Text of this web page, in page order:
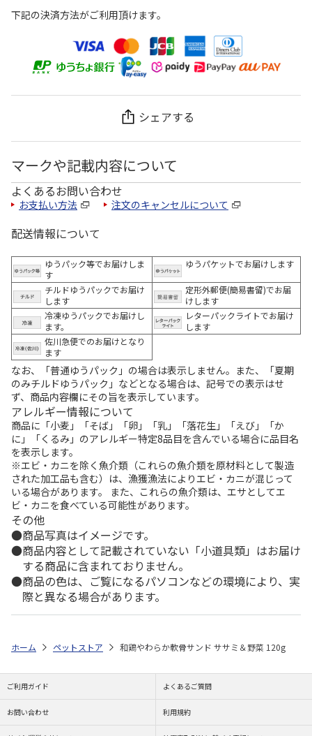
下記の決済方法がご利用頂けます。
シェアする
マークや記載内容について
よくあるお問い合わせ
お支払い方法 注文のキャンセルについて
配送情報について
ゆうパック等でお届けしま
す
ゆうパケットでお届けします
チルドゆうパックでお届け
します
定形外郵便(簡易書留)でお届
けします
冷凍ゆうパックでお届けし
ます。
レターパックライトでお届け
します
佐川急便でのお届けとなり
ます
なお、「普通ゆうパック」の場合は表示しません。また、「夏期
のみチルドゆうパック」などとなる場合は、記号での表示はせ
ず、商品内容欄にその旨を表示しています。
アレルギー情報について
商品に「小麦」「そば」「卵」「乳」「落花生」「えび」「か
に」「くるみ」のアレルギー特定8品目を含んでいる場合に品目名
を表示します。
※エビ・カニを除く魚介類（これらの魚介類を原材料として製造
された加工品も含む）は、漁獲漁法によりエビ・カニが混じって
いる場合があります。 また、これらの魚介類は、エサとしてエ
ビ・カニを食べている可能性があります。
その他
商品写真はイメージです。
商品内容として記載されていない「小道具類」はお届け
する商品に含まれておりません。
商品の色は、ご覧になるパソコンなどの環境により、実
際と異なる場合があります。
ホーム ペットストア 和鶏やわらか軟骨サンド ササミ＆野菜 120g
ご利用ガイド よくあるご質問
お問い合わせ 利用規約